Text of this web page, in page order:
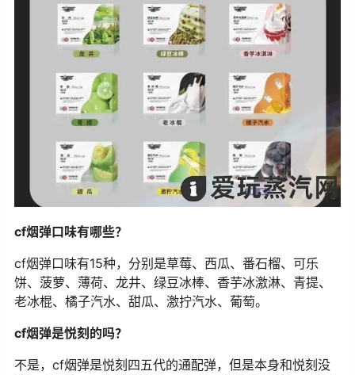
cf烟弹口味有哪些？
cf烟弹口味有15种，分别是草莓、西瓜、番石榴、可乐
饼、菠萝、薄荷、龙井、绿豆冰棒、香芋冰激淋、青提、
老冰棍、橘子汽水、甜瓜、激拧汽水、葡萄。
cf烟弹是悦刻的吗？
不是，cf烟弹是悦刻四五代的通配弹，但是本身和悦刻没